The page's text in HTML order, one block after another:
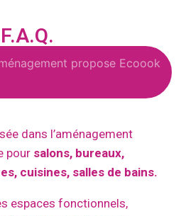
F.A.Q.
propose Ecoook
dans l’aménagement
pour salons, bureaux,
cuisines, salles de bains.
espaces fonctionnels,